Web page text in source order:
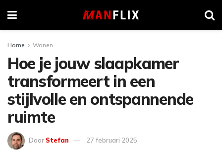
Home Wonen
Hoe je jouw slaapkamer
transformeert in een
stijlvolle en ontspannende
ruimte
Door Stefan 27 februari 2025